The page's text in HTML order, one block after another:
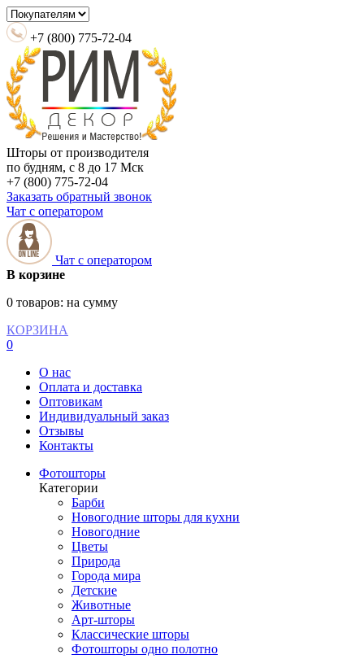
+7 (800) 775-72-04
Шторы от производителя
по будням, с 8 до 17 Мск
+7 (800) 775-72-04
Заказать обратный звонок
Чат с оператором
Чат с оператором
В корзине
0 товаров: на сумму
КОРЗИНА
0
О нас
Оплата и доставка
Оптовикам
Индивидуальный заказ
Отзывы
Контакты
Фотошторы
Категории
Барби
Новогодние шторы для кухни
Новогодние
Цветы
Природа
Города мира
Детские
Животные
Арт-шторы
Классические шторы
Фотошторы одно полотно